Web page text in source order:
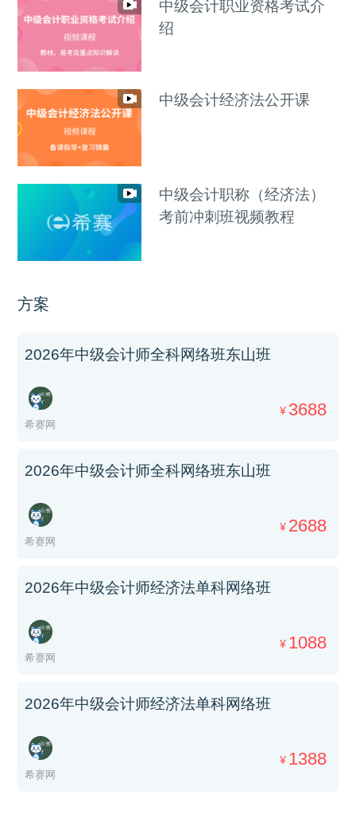
中级会计职业资格考试介
绍
中级会计经济法公开课
中级会计职称（经济法）
考前冲刺班视频教程
方案
2026年中级会计师全科网络班东山班
希赛网
¥ 3688
2026年中级会计师全科网络班东山班
希赛网
¥ 2688
2026年中级会计师经济法单科网络班
希赛网
¥ 1088
2026年中级会计师经济法单科网络班
希赛网
¥ 1388